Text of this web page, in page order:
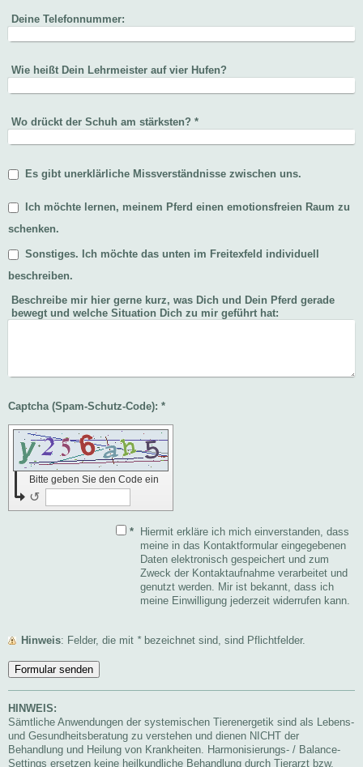
Deine Telefonnummer:
Wie heißt Dein Lehrmeister auf vier Hufen?
Wo drückt der Schuh am stärksten? *
Es gibt unerklärliche Missverständnisse zwischen uns.
Ich möchte lernen, meinem Pferd einen emotionsfreien Raum zu
schenken.
Sonstiges. Ich möchte das unten im Freitexfeld individuell
beschreiben.
Beschreibe mir hier gerne kurz, was Dich und Dein Pferd gerade
bewegt und welche Situation Dich zu mir geführt hat:
Captcha (Spam-Schutz-Code): *
Bitte geben Sie den Code ein
↺
*
Hiermit erkläre ich mich einverstanden, dass
meine in das Kontaktformular eingegebenen
Daten elektronisch gespeichert und zum
Zweck der Kontaktaufnahme verarbeitet und
genutzt werden. Mir ist bekannt, dass ich
meine Einwilligung jederzeit widerrufen kann.
Hinweis : Felder, die mit *bezeichnet sind, sind Pflichtfelder.
HINWEIS:
Sämtliche Anwendungen der systemischen Tierenergetik sind als Lebens-
und Gesundheitsberatung zu verstehen und dienen NICHT der
Behandlung und Heilung von Krankheiten. Harmonisierungs- / Balance-
Settings ersetzen keine heilkundliche Behandlung durch Tierarzt bzw.